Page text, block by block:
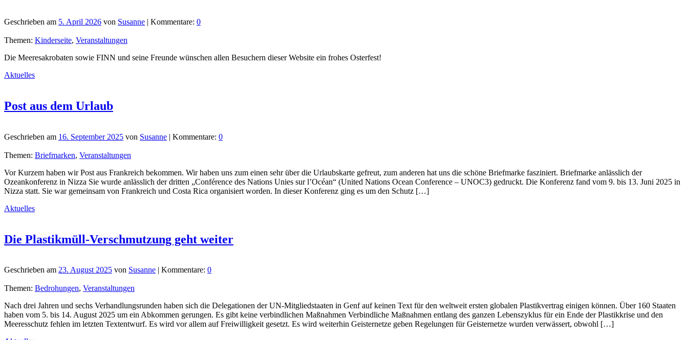
Geschrieben am 5. April 2026 von Susanne | Kommentare: 0
Themen: Kinderseite, Veranstaltungen
Die Meeresakrobaten sowie FINN und seine Freunde wünschen allen Besuchern dieser Website ein frohes Osterfest!
Aktuelles
Post aus dem Urlaub
Geschrieben am 16. September 2025 von Susanne | Kommentare: 0
Themen: Briefmarken, Veranstaltungen
Vor Kurzem haben wir Post aus Frankreich bekommen. Wir haben uns zum einen sehr über die Urlaubskarte gefreut, zum anderen hat uns die schöne Briefmarke fasziniert. Briefmarke anlässlich der
Ozeankonferenz in Nizza Sie wurde anlässlich der dritten „Conférence des Nations Unies sur l’Océan“ (United Nations Ocean Conference – UNOC3) gedruckt. Die Konferenz fand vom 9. bis 13. Juni 2025 in
Nizza statt. Sie war gemeinsam von Frankreich und Costa Rica organisiert worden. In dieser Konferenz ging es um den Schutz […]
Aktuelles
Die Plastikmüll-Verschmutzung geht weiter
Geschrieben am 23. August 2025 von Susanne | Kommentare: 0
Themen: Bedrohungen, Veranstaltungen
Nach drei Jahren und sechs Verhandlungsrunden haben sich die Delegationen der UN-Mitgliedstaaten in Genf auf keinen Text für den weltweit ersten globalen Plastikvertrag einigen können. Über 160 Staaten
haben vom 5. bis 14. August 2025 um ein Abkommen gerungen. Es gibt keine verbindlichen Maßnahmen Verbindliche Maßnahmen entlang des ganzen Lebenszyklus für ein Ende der Plastikkrise und den
Meeresschutz fehlen im letzten Textentwurf. Es wird vor allem auf Freiwilligkeit gesetzt. Es wird weiterhin Geisternetze geben Regelungen für Geisternetze wurden verwässert, obwohl […]